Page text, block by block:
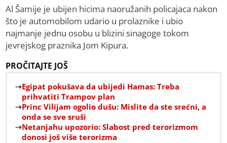
Al Šamije je ubijen hicima naoružanih policajaca nakon
što je automobilom udario u prolaznike i ubio
najmanje jednu osobu u blizini sinagoge tokom
jevrejskog praznika Jom Kipura.
PROČITAJTE JOŠ
Egipat pokušava da ubijedi Hamas: Treba
prihvatiti Trampov plan
Princ Vilijam ogolio dušu: Mislite da ste srećni, a
onda se sve sruši
Netanjahu upozorio: Slabost pred terorizmom
donosi još više terorizma